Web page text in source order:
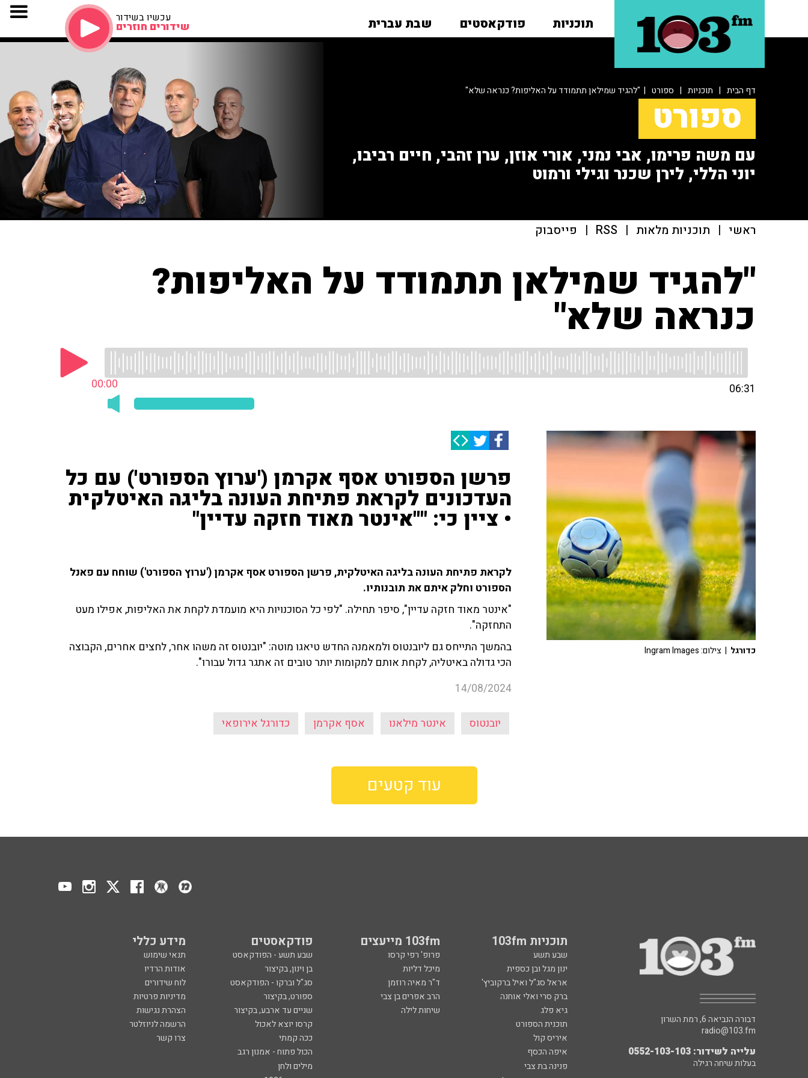
תוכניות פודקאסטים שבת עברית עכשיו בשידור
שידורים חוזרים
דף הבית | תוכניות | ספורט | "להגיד שמילאן תתמודד על האליפות? כנראה שלא"
ספורט
עם משה פרימו, אבי נמני, אורי אוזן, ערן זהבי, חיים רביבו,
יוני הללי, לירן שכנר וגילי ורמוט
ראשי | תוכניות מלאות |
RSS
| פייסבוק
"להגיד שמילאן תתמודד על האליפות?
כנראה שלא"
00:00 06:31
פרשן הספורט אסף אקרמן ('ערוץ הספורט') עם כל
העדכונים לקראת פתיחת העונה בליגה האיטלקית
• ציין כי: ""אינטר מאוד חזקה עדיין"
לקראת פתיחת העונה בליגה האיטלקית, פרשן הספורט אסף אקרמן ('ערוץ הספורט') שוחח עם פאנל
הספורט וחלק איתם את תובנותיו.
"אינטר מאוד חזקה עדיין", סיפר תחילה. "לפי כל הסוכנויות היא מועמדת לקחת את האליפות, אפילו מעט
התחזקה".
בהמשך התייחס גם ליובנטוס ולמאמנה החדש טיאגו מוטה: "יובנטוס זה משהו אחר, לחצים אחרים, הקבוצה
הכי גדולה באיטליה, לקחת אותם למקומות יותר טובים זה אתגר גדול עבורו".
14/08/2024
יובנטוס אינטר מילאנו אסף אקרמן כדורגל אירופאי
כדורגל | צילום: Ingram Images
עוד קטעים
תוכניות 103fm 103fm מייעצים פודקאסטים מידע כללי
שבע תשע פרופ' רפי קרסו שבע תשע - הפודקאסט
תנאי שימוש
ינון מגל ובן כספית
מיכל דליות בן וינון, בקיצור
אודות הרדיו
אראל סג"ל ואיל ברקוביץ'
ד"ר מאיה רוזמן סג"ל וברקו - הפודקאסט
לוח שידורים
ברק סרי ואלי אוחנה
הרב אפרים בן צבי ספורט, בקיצור
מדיניות פרטיות
גיא פלג
שיחות לילה שניים עד ארבע, בקיצור
הצהרת נגישות
תוכנית הספורט
קרסו יוצא לאכול
הרשמה לניוזלטר
איריס קול
ככה קמתי
צרו קשר
איפה הכסף
הכול פתוח - אמנון רגב
פנינה בת צבי
מילים ולחן
דבורה הנביאה 6, רמת השרון
radio@103.fm
עלייה לשידור: 0552-103-103
בעלות שיחה רגילה